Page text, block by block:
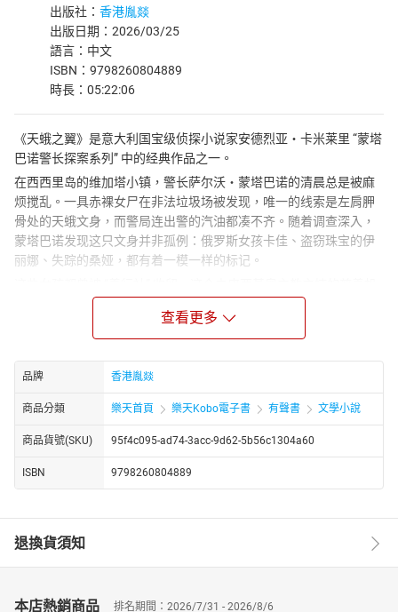
出版社： 香港胤燚
出版日期：2026/03/25
語言：中文
ISBN：9798260804889
時長：05:22:06
《天蛾之翼》是意大利国宝级侦探小说家安德烈亚・卡米莱里 “蒙塔
巴诺警长探案系列” 中的经典作品之一。
在西西里岛的维加塔小镇，警长萨尔沃・蒙塔巴诺的清晨总是被麻
烦搅乱。一具赤裸女尸在非法垃圾场被发现，唯一的线索是左肩胛
骨处的天蛾文身，而警局连出警的汽油都凑不齐。随着调查深入，
蒙塔巴诺发现这只文身并非孤例：俄罗斯女孩卡佳、盗窃珠宝的伊
丽娜、失踪的桑娅，都有着一模一样的标记。
构，声称帮失足女性重获新生，实则勾结黑手党，将她们训练成入
室窃贼。与此同时，木材商皮卡雷拉的 “绑架案” 疑点重重，一边是
妻子声泪俱下的控诉，一边是哈瓦那夜总会里他和金发女郎的亲密
照片。
蒙塔巴诺周旋于两个案件之间，既要拆穿善行社的伪善面具，揪出
操纵女孩盗窃的幕后黑手拉皮斯；又要戳破皮卡雷拉自导自演的闹
剧，找到私吞公款的同伙。当拉皮斯被复仇的佩皮・坎尼扎罗枪
杀，当蛾形文身的真相浮出水面，蒙塔巴诺才明白，所谓的慈善与
查看更多
品牌 香港胤燚
商品分類 樂天首頁 樂天Kobo電子書 有聲書 文學小說
商品貨號(SKU) 95f4c095-ad74-3acc-9d62-5b56c1304a60
ISBN 9798260804889
退換貨須知
本店熱銷商品 排名期間：2026/7/31 - 2026/8/6